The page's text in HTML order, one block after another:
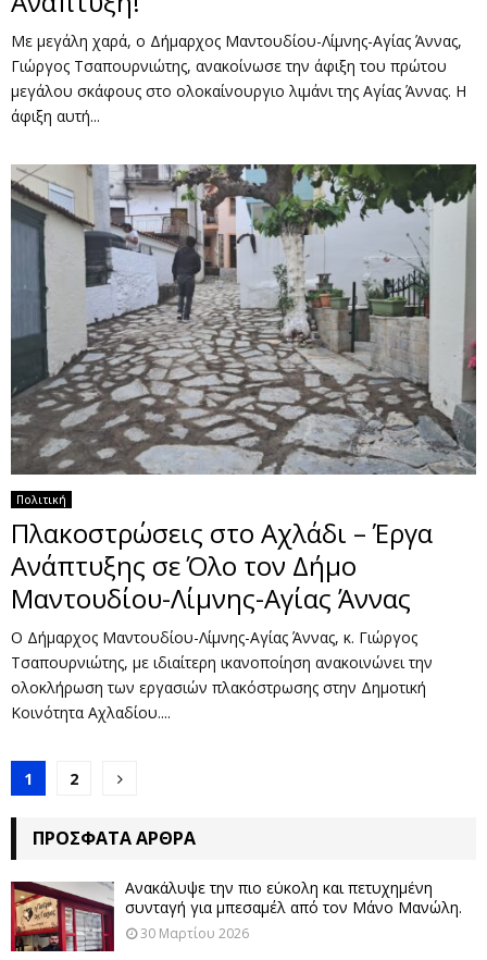
Με μεγάλη χαρά, ο Δήμαρχος Μαντουδίου-Λίμνης-Αγίας Άννας,
Γιώργος Τσαπουρνιώτης, ανακοίνωσε την άφιξη του πρώτου
μεγάλου σκάφους στο ολοκαίνουργιο λιμάνι της Αγίας Άννας. Η
άφιξη αυτή...
Πολιτική
Πλακοστρώσεις στο Αχλάδι – Έργα
Ανάπτυξης σε Όλο τον Δήμο
Μαντουδίου-Λίμνης-Αγίας Άννας
Ο Δήμαρχος Μαντουδίου-Λίμνης-Αγίας Άννας, κ. Γιώργος
Τσαπουρνιώτης, με ιδιαίτερη ικανοποίηση ανακοινώνει την
ολοκλήρωση των εργασιών πλακόστρωσης στην Δημοτική
Κοινότητα Αχλαδίου....
Σ
ε
λ
ι
δ
1 2
ΠΡΌΣΦΑΤΑ ΆΡΘΡΑ
Ανακάλυψε την πιο εύκολη και πετυχημένη
συνταγή για μπεσαμέλ από τον Μάνο Μανώλη.
30 Μαρτίου 2026